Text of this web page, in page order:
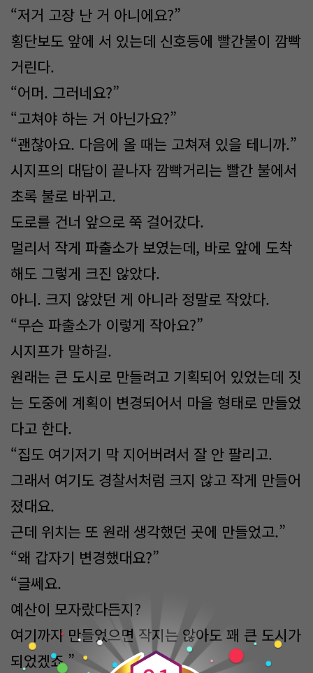
“저거 고장 난 거 아니에요?”
횡단보도 앞에 서 있는데 신호등에 빨간불이 깜빡
거린다.
“어머. 그러네요?”
“고쳐야 하는 거 아닌가요?”
“괜찮아요. 다음에 올 때는 고쳐져 있을 테니까.”
시지프의 대답이 끝나자 깜빡거리는 빨간 불에서
초록 불로 바뀌고.
도로를 건너 앞으로 쭉 걸어갔다.
멀리서 작게 파출소가 보였는데, 바로 앞에 도착
해도 그렇게 크진 않았다.
아니. 크지 않았던 게 아니라 정말로 작았다.
“무슨 파출소가 이렇게 작아요?”
시지프가 말하길.
원래는 큰 도시로 만들려고 기획되어 있었는데 짓
는 도중에 계획이 변경되어서 마을 형태로 만들었
다고 한다.
“집도 여기저기 막 지어버려서 잘 안 팔리고.
그래서 여기도 경찰서처럼 크지 않고 작게 만들어
졌대요.
근데 위치는 또 원래 생각했던 곳에 만들었고.”
“왜 갑자기 변경했대요?”
“글쎄요.
예산이 모자랐다든지?
여기까지 만들었으면 작지는 않아도 꽤 큰 도시가
되었겠죠.”
0